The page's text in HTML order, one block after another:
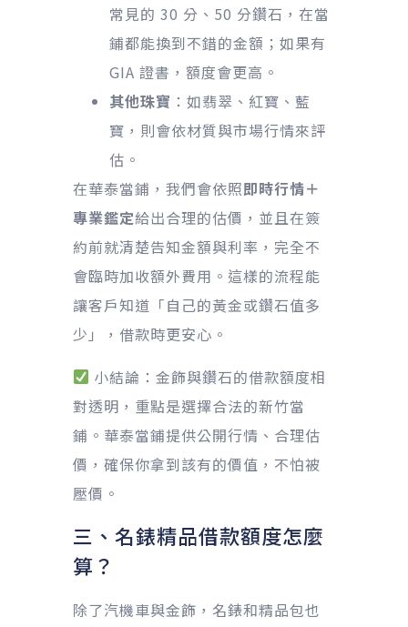
常見的 30 分、50 分鑽石，在當
鋪都能換到不錯的金額；如果有
GIA 證書，額度會更高。
其他珠寶 ：如翡翠、紅寶、藍
寶，則會依材質與市場行情來評
估。
在華泰當鋪，我們會依照即時行情＋
專業鑑定給出合理的估價，並且在簽
約前就清楚告知金額與利率，完全不
會臨時加收額外費用。這樣的流程能
讓客戶知道「自己的黃金或鑽石值多
少」，借款時更安心。
小結論：金飾與鑽石的借款額度相
對透明，重點是選擇合法的新竹當
鋪。華泰當鋪提供公開行情、合理估
價，確保你拿到該有的價值，不怕被
壓價。
三、名錶精品借款額度怎麼
算？
除了汽機車與金飾，名錶和精品包也